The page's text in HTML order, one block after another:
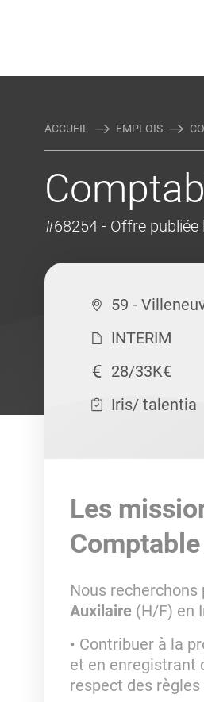
ACCUEIL EMPLOIS
#68254 - Offre
59 -
INTERIM
28/33K€
Iris/ talentia
Les
Nous
Auxilaire (H/F) en
Contribuer à la
et en enregistrant
respect des